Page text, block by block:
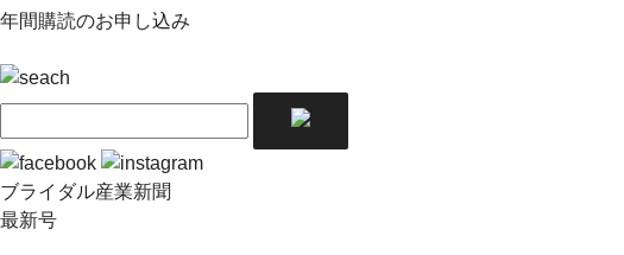
年間購読のお申し込み
ブライダル産業新聞
最新号